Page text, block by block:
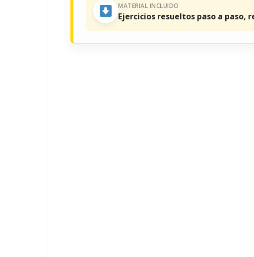
MATERIAL INCLUIDO
Ejercicios resueltos paso a